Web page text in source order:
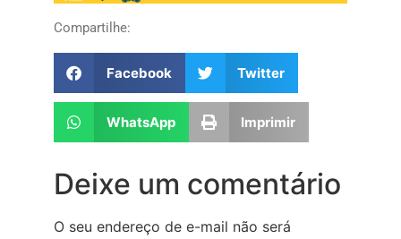
Compartilhe:
Facebook Twitter
WhatsApp Imprimir
Deixe um comentário
O seu endereço de e-mail não será